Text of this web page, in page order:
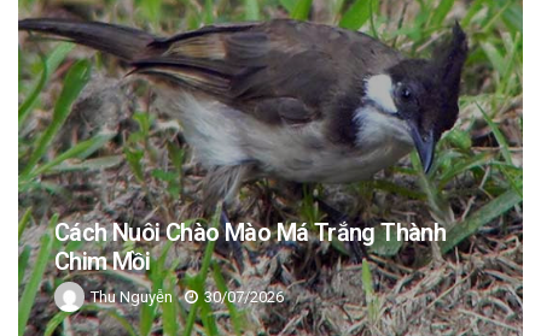
Cách Nuôi Chào Mào Má Trắng Thành
Chim Mồi
Thu Nguyễn 30/07/2026